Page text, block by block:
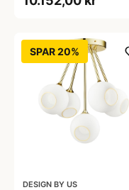
SPAR 20%
DESIGN BY US